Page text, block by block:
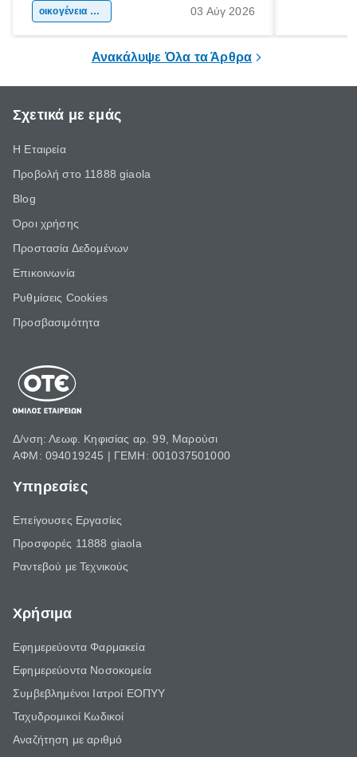
χώρας. Είτε πρόκειται για λίγες μέρες
οικογένεια & παιδί 03 Αύγ 2026
Ανακάλυψε Όλα τα Άρθρα
Σχετικά με εμάς
Η Εταιρεία
Προβολή στο 11888 giaola
Blog
Όροι χρήσης
Προστασία Δεδομένων
Επικοινωνία
Ρυθμίσεις Cookies
Προσβασιμότητα
Δ/νση: Λεωφ. Κηφισίας αρ. 99, Μαρούσι
ΑΦΜ: 094019245 | ΓΕΜΗ: 001037501000
Υπηρεσίες
Επείγουσες Εργασίες
Προσφορές 11888 giaola
Ραντεβού με Τεχνικούς
Χρήσιμα
Εφημερεύοντα Φαρμακεία
Εφημερεύοντα Νοσοκομεία
Συμβεβλημένοι Ιατροί ΕΟΠΥΥ
Ταχυδρομικοί Κωδικοί
Αναζήτηση με αριθμό